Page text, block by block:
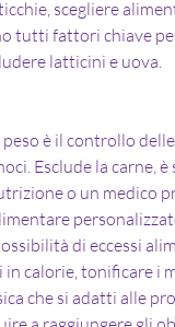
scegliere
tutti fattori chiave
latticini e uova.
è il controllo
Esclude la carne,
o un medico
di eccessi
in calorie, tonificare i
che si adatti alle